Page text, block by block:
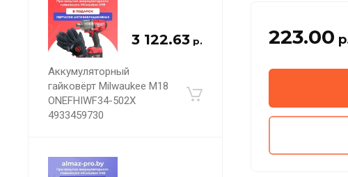
3 122.63 р.
Аккумуляторный
гайковёрт Milwaukee M18
ONEFHIWF34-502X
4933459730
223.00